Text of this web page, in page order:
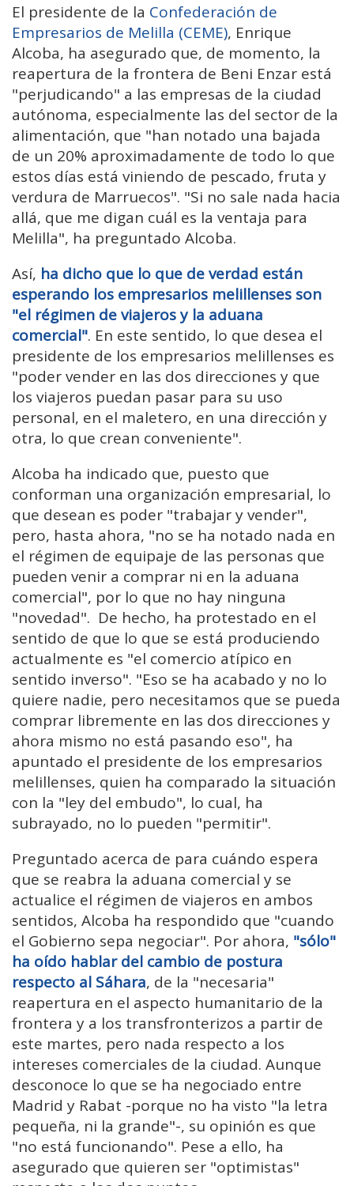
El presidente de la Confederación de
Empresarios de Melilla (CEME), Enrique
Alcoba, ha asegurado que, de momento, la
reapertura de la frontera de Beni Enzar está
"perjudicando" a las empresas de la ciudad
autónoma, especialmente las del sector de la
alimentación, que "han notado una bajada
de un 20% aproximadamente de todo lo que
estos días está viniendo de pescado, fruta y
verdura de Marruecos". "Si no sale nada hacia
allá, que me digan cuál es la ventaja para
Melilla", ha preguntado Alcoba.
Así, ha dicho que lo que de verdad están
esperando los empresarios melillenses son
"el régimen de viajeros y la aduana
comercial". En este sentido, lo que desea el
presidente de los empresarios melillenses es
"poder vender en las dos direcciones y que
los viajeros puedan pasar para su uso
personal, en el maletero, en una dirección y
otra, lo que crean conveniente".
Alcoba ha indicado que, puesto que
conforman una organización empresarial, lo
que desean es poder "trabajar y vender",
pero, hasta ahora, "no se ha notado nada en
el régimen de equipaje de las personas que
pueden venir a comprar ni en la aduana
comercial", por lo que no hay ninguna
"novedad". De hecho, ha protestado en el
sentido de que lo que se está produciendo
actualmente es "el comercio atípico en
sentido inverso". "Eso se ha acabado y no lo
quiere nadie, pero necesitamos que se pueda
comprar libremente en las dos direcciones y
ahora mismo no está pasando eso", ha
apuntado el presidente de los empresarios
melillenses, quien ha comparado la situación
con la "ley del embudo", lo cual, ha
subrayado, no lo pueden "permitir".
Preguntado acerca de para cuándo espera
que se reabra la aduana comercial y se
actualice el régimen de viajeros en ambos
sentidos, Alcoba ha respondido que "cuando
el Gobierno sepa negociar". Por ahora, "sólo"
ha oído hablar del cambio de postura
respecto al Sáhara, de la "necesaria"
reapertura en el aspecto humanitario de la
frontera y a los transfronterizos a partir de
este martes, pero nada respecto a los
intereses comerciales de la ciudad. Aunque
desconoce lo que se ha negociado entre
Madrid y Rabat -porque no ha visto "la letra
pequeña, ni la grande"-, su opinión es que
"no está funcionando". Pese a ello, ha
asegurado que quieren ser "optimistas"